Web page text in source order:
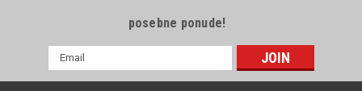
posebne ponude!
mail